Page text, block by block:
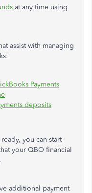
at any time using
assist with managing
Payments
deposits
you can start
your QBO financial
additional payment